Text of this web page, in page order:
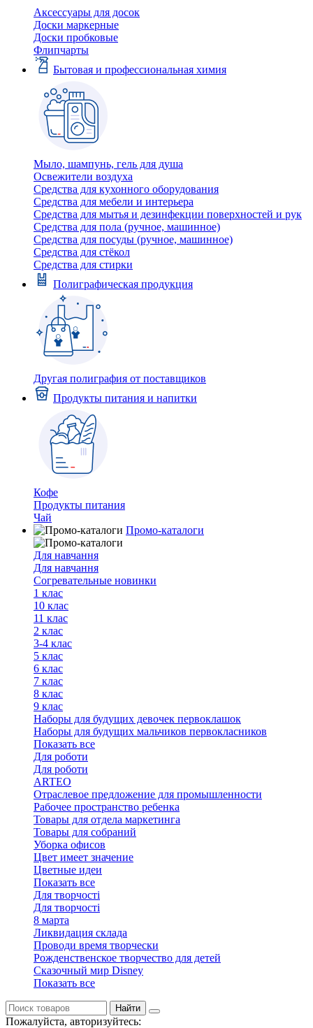
Аксессуары для досок
Доски маркерные
Доски пробковые
Флипчарты
Бытовая и профессиональная химия
Мыло, шампунь, гель для душа
Освежители воздуха
Средства для кухонного оборудования
Средства для мебели и интерьера
Средства для мытья и дезинфекции поверхностей и рук
Средства для пола (ручное, машинное)
Средства для посуды (ручное, машинное)
Средства для стёкол
Средства для стирки
Полиграфическая продукция
Другая полиграфия от поставщиков
Продукты питания и напитки
Кофе
Продукты питания
Чай
Промо-каталоги
Для навчання
Для навчання
Согревательные новинки
1 клас
10 клас
11 клас
2 клас
3-4 клас
5 клас
6 клас
7 клас
8 клас
9 клас
Наборы для будущих девочек первоклашок
Наборы для будущих мальчиков первокласников
Показать все
Для роботи
Для роботи
ARTEO
Отраслевое предложение для промышленности
Рабочее пространство ребенка
Товары для отдела маркетинга
Товары для собраний
Уборка офисов
Цвет имеет значение
Цветные идеи
Показать все
Для творчостi
Для творчостi
8 марта
Ликвидация склада
Проводи время творчески
Рожденственское творчество для детей
Сказочный мир Disney
Показать все
Найти
Пожалуйста, авторизуйтесь: